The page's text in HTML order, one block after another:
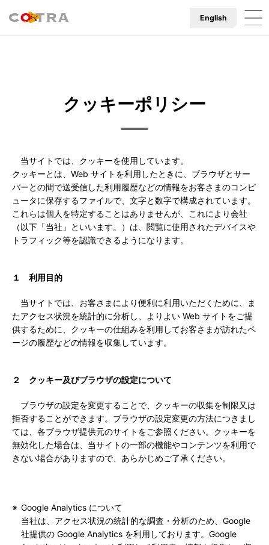
English
クッキーポリシー
当サイトでは、クッキーを使用しています。
クッキーとは、Web サイトを利用したときに、ブラウザとサー
バーとの間で送受信した利用履歴などの情報をお客さまのコンピ
ュータに保存するファイルで、文字と数字で構成されています。
これらは個人を特定することはありませんが、これにより会社
（以下「当社」といいます。）は、閲覧に使用されたデバイスや
トラフィック等を認識できるようになります。
１ 利用目的
当サイトでは、お客さまにより便利に利用いただくために、ま
たアクセス状況を統計的に分析し、よりよい Web サイトをご提
供するために、クッキーの仕組みを利用してお客さまが訪れたペ
ージの履歴などの情報を収集しています。
２ クッキー及びブラウザの設定について
ブラウザの設定を変更することで、クッキーの収集を制限又は
拒否することができます。ブラウザの設定変更の方法につきまし
ては、各ブラウザ提供元のサイトをご参照ください。クッキーを
無効化した場合は、当サイトの一部の機能やコンテンツを利用で
きない場合がありますので、あらかじめご了承ください。
Google Analytics について
当社は、アクセス状況の統計的な調査・分析のため、Google
社提供の Google Analytics を利用しております。Google